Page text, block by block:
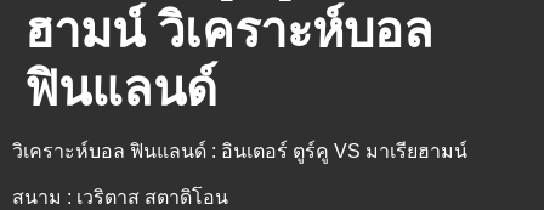
ฮามน์ วิเคราะห์บอล
ฟินแลนด์
วิเคราะห์บอล ฟินแลนด์ : อินเตอร์ ตูร์คู VS มาเรียฮามน์
สนาม : เวริตาส สตาดิโอน